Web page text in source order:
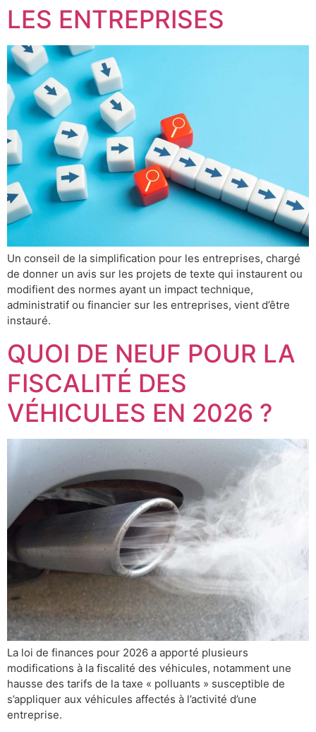
LES ENTREPRISES
Un conseil de la simplification pour les entreprises, chargé
de donner un avis sur les projets de texte qui instaurent ou
modifient des normes ayant un impact technique,
administratif ou financier sur les entreprises, vient d’être
instauré.
QUOI DE NEUF POUR LA
FISCALITÉ DES
VÉHICULES EN 2026 ?
La loi de finances pour 2026 a apporté plusieurs
modifications à la fiscalité des véhicules, notamment une
hausse des tarifs de la taxe « polluants » susceptible de
s’appliquer aux véhicules affectés à l’activité d’une
entreprise.